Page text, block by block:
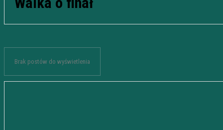
Brak postów do wyświetlenia